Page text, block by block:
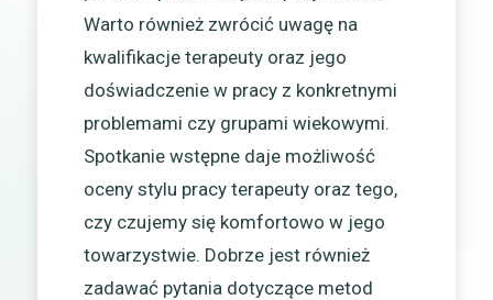
Warto również zwrócić uwagę na
kwalifikacje terapeuty oraz jego
doświadczenie w pracy z konkretnymi
problemami czy grupami wiekowymi.
Spotkanie wstępne daje możliwość
oceny stylu pracy terapeuty oraz tego,
czy czujemy się komfortowo w jego
towarzystwie. Dobrze jest również
zadawać pytania dotyczące metod